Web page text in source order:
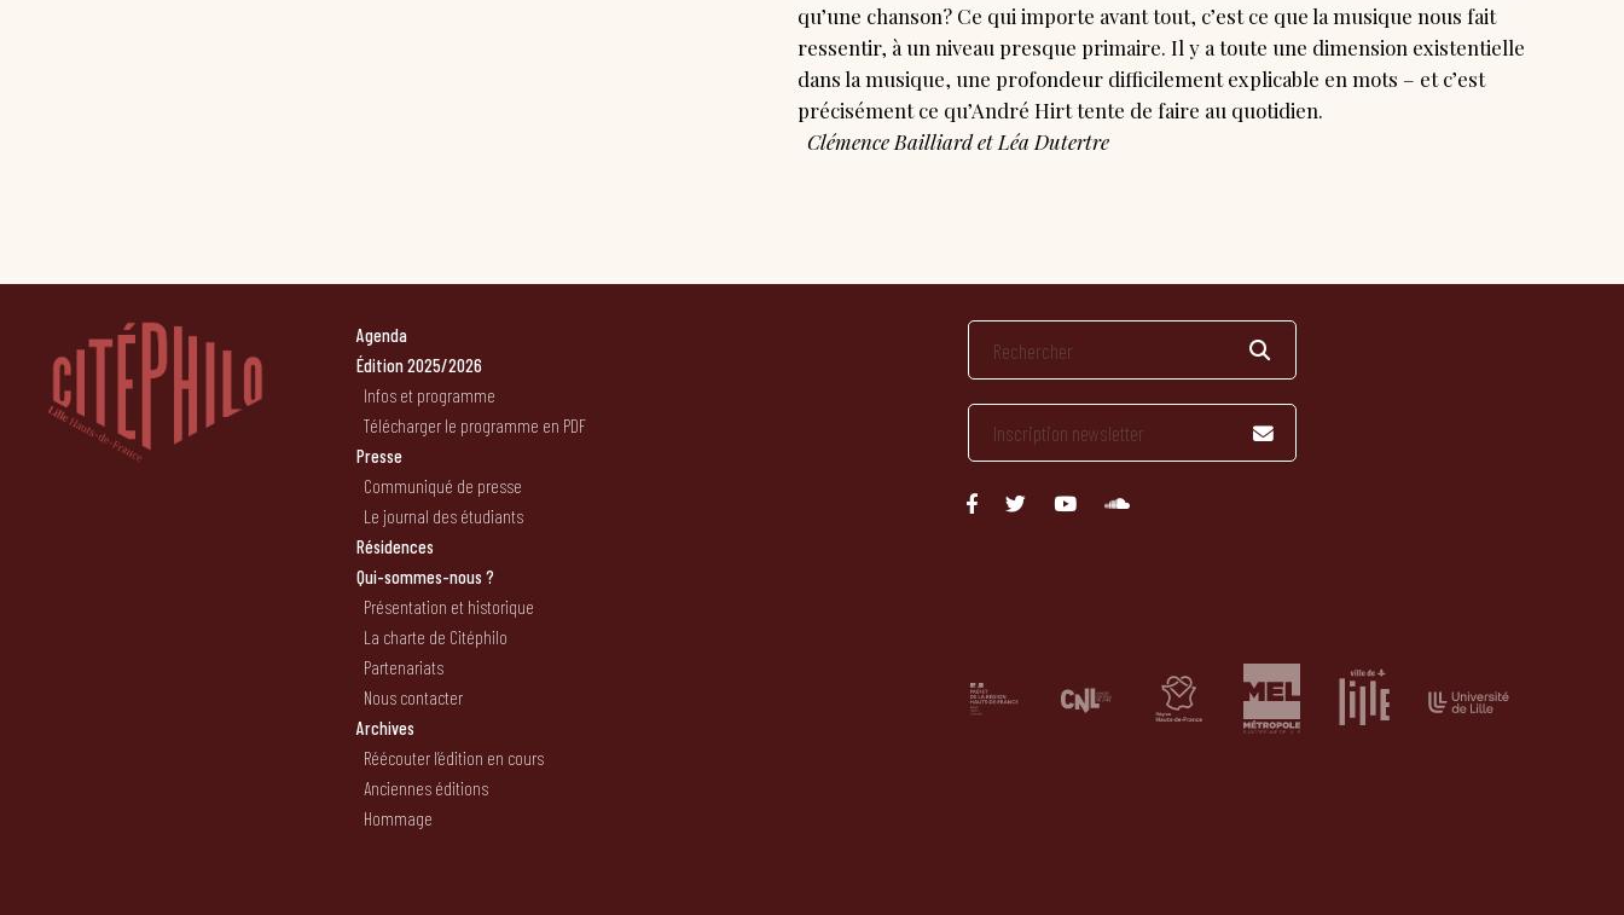
qu’une chanson? Ce qui importe avant tout, c’est ce que la musique nous fait
ressentir, à un niveau presque primaire. Il y a toute une dimension existentielle
dans la musique, une profondeur difficilement explicable en mots – et c’est
précisément ce qu’André Hirt tente de faire au quotidien.
Clémence Bailliard et Léa Dutertre
Agenda
Édition 2025/2026
Infos et programme
Télécharger le programme en PDF
Presse
Communiqué de presse
Le journal des étudiants
Résidences
Qui-sommes-nous ?
Présentation et historique
La charte de Citéphilo
Partenariats
Nous contacter
Archives
Réécouter l’édition en cours
Anciennes éditions
Hommage